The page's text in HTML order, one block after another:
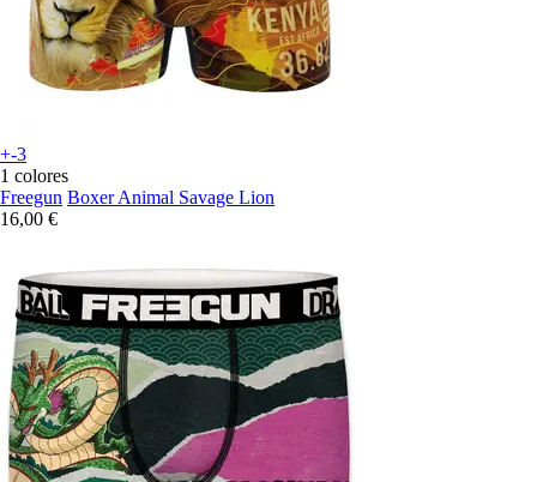
+-3
1 colores
Freegun Boxer Animal Savage Lion
16,00 €